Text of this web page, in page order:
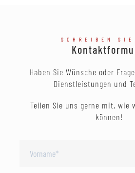
SCHREIBEN SIE
Haben Sie Wünsche oder
Dienstleistungen und
Teilen Sie uns gerne mit, wie
können!